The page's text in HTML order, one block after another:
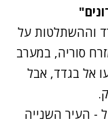
וההשתלטות על
סוריה, במערב
אל בגדד, אבל
- העיר השנייה